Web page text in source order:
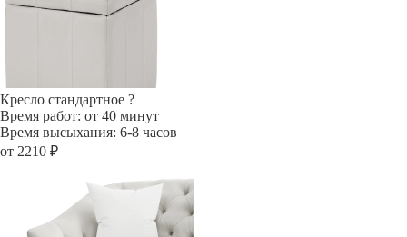
Кресло стандартное ?
Время работ: от 40 минут
Время высыхания: 6-8 часов
от 2210 ₽